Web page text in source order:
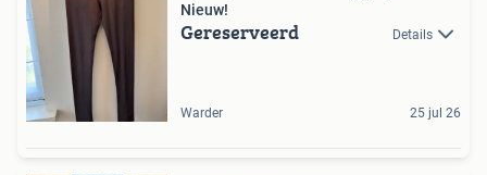
Nieuw!
Gereserveerd Details
Warder 25 jul 26